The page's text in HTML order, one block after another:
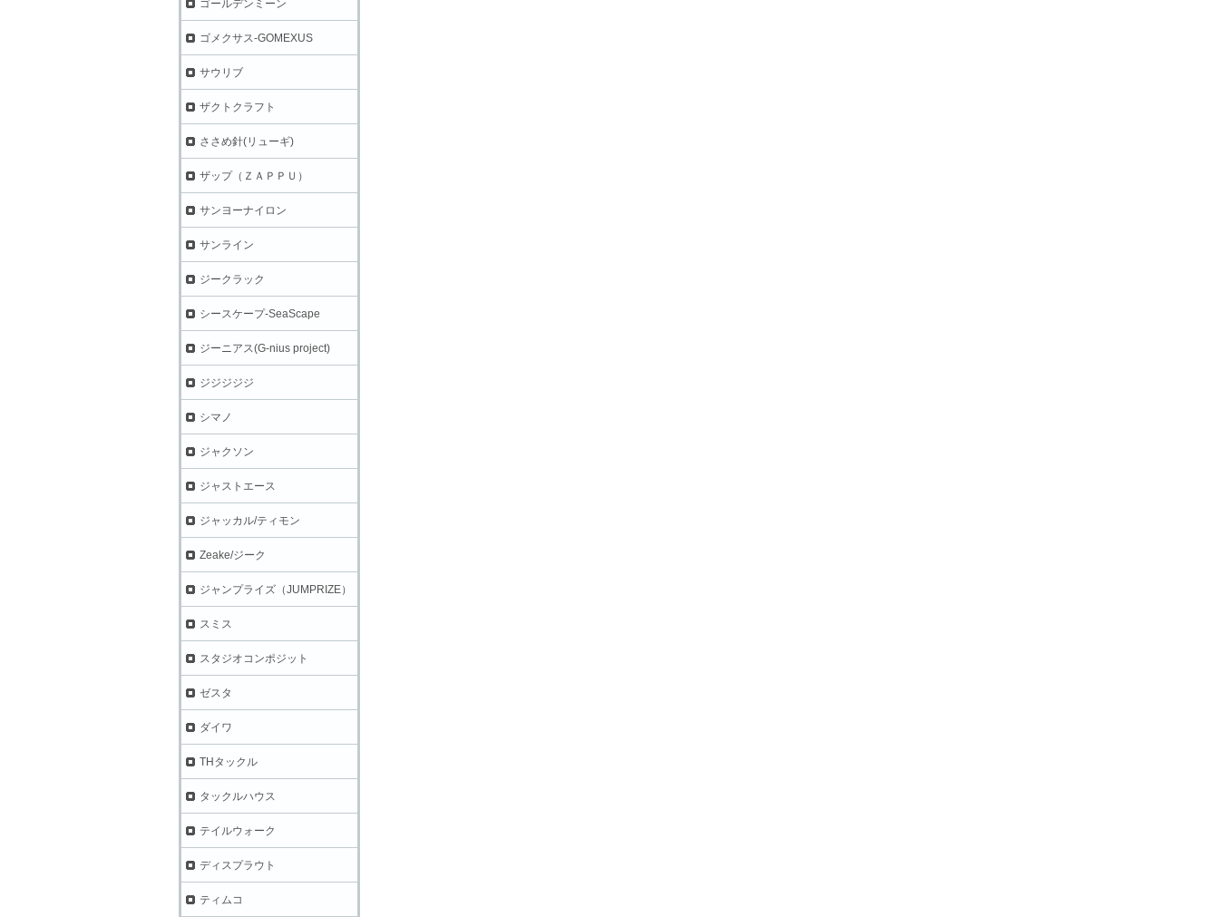
ゴールデンミーン
ゴメクサス-GOMEXUS
サウリブ
ザクトクラフト
ささめ針(リューギ)
ザップ（ＺＡＰＰＵ）
サンヨーナイロン
サンライン
ジークラック
シースケープ-SeaScape
ジーニアス(G-nius project)
ジジジジジ
シマノ
ジャクソン
ジャストエース
ジャッカル/ティモン
Zeake/ジーク
ジャンプライズ（JUMPRIZE）
スミス
スタジオコンポジット
ゼスタ
ダイワ
THタックル
タックルハウス
テイルウォーク
ディスプラウト
ティムコ